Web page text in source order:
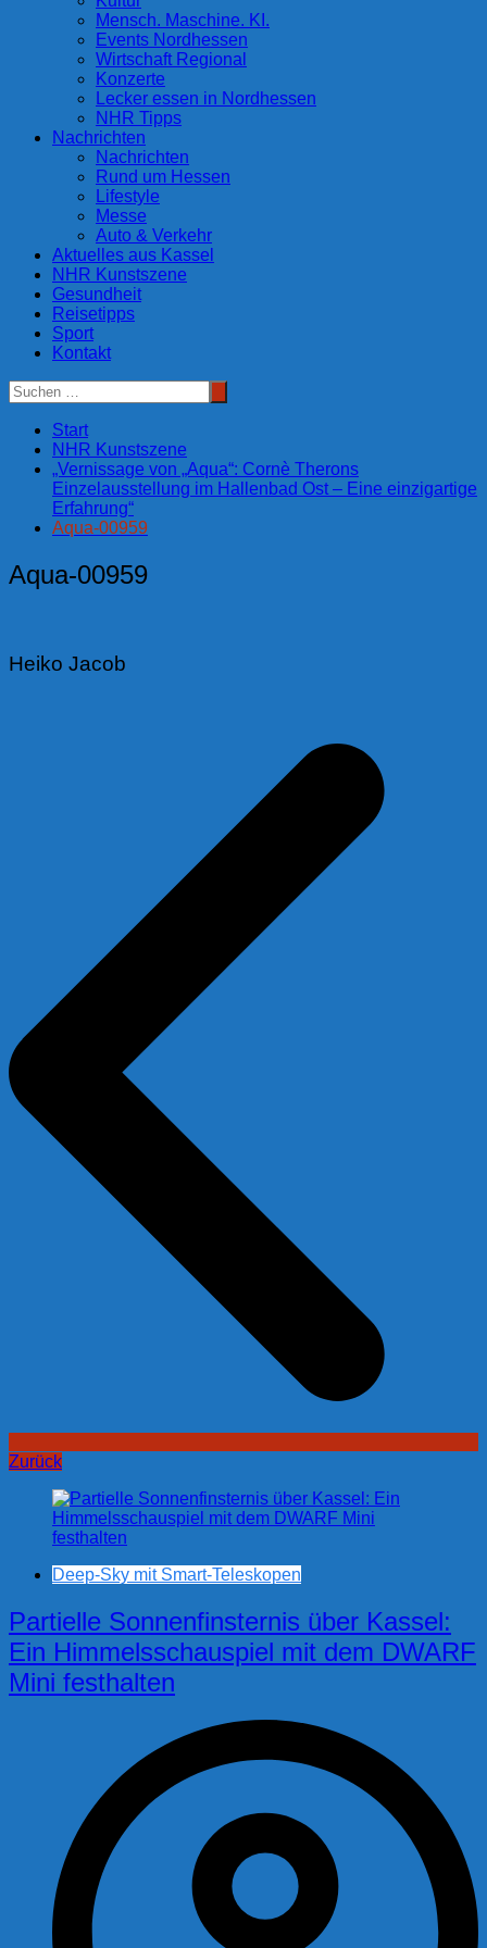
Mensch. Maschine. KI.
Events Nordhessen
Wirtschaft Regional
Konzerte
Lecker essen in Nordhessen
NHR Tipps
Nachrichten
Nachrichten
Rund um Hessen
Lifestyle
Messe
Auto & Verkehr
Aktuelles aus Kassel
NHR Kunstszene
Gesundheit
Reisetipps
Sport
Kontakt
Start
NHR Kunstszene
„Vernissage von „Aqua“: Cornè Therons
Einzelausstellung im Hallenbad Ost – Eine einzigartige
Erfahrung“
Aqua-00959
Aqua-00959
Heiko Jacob
Zurück
Deep-Sky mit Smart-Teleskopen
Partielle Sonnenfinsternis über Kassel:
Ein Himmelsschauspiel mit dem DWARF
Mini festhalten